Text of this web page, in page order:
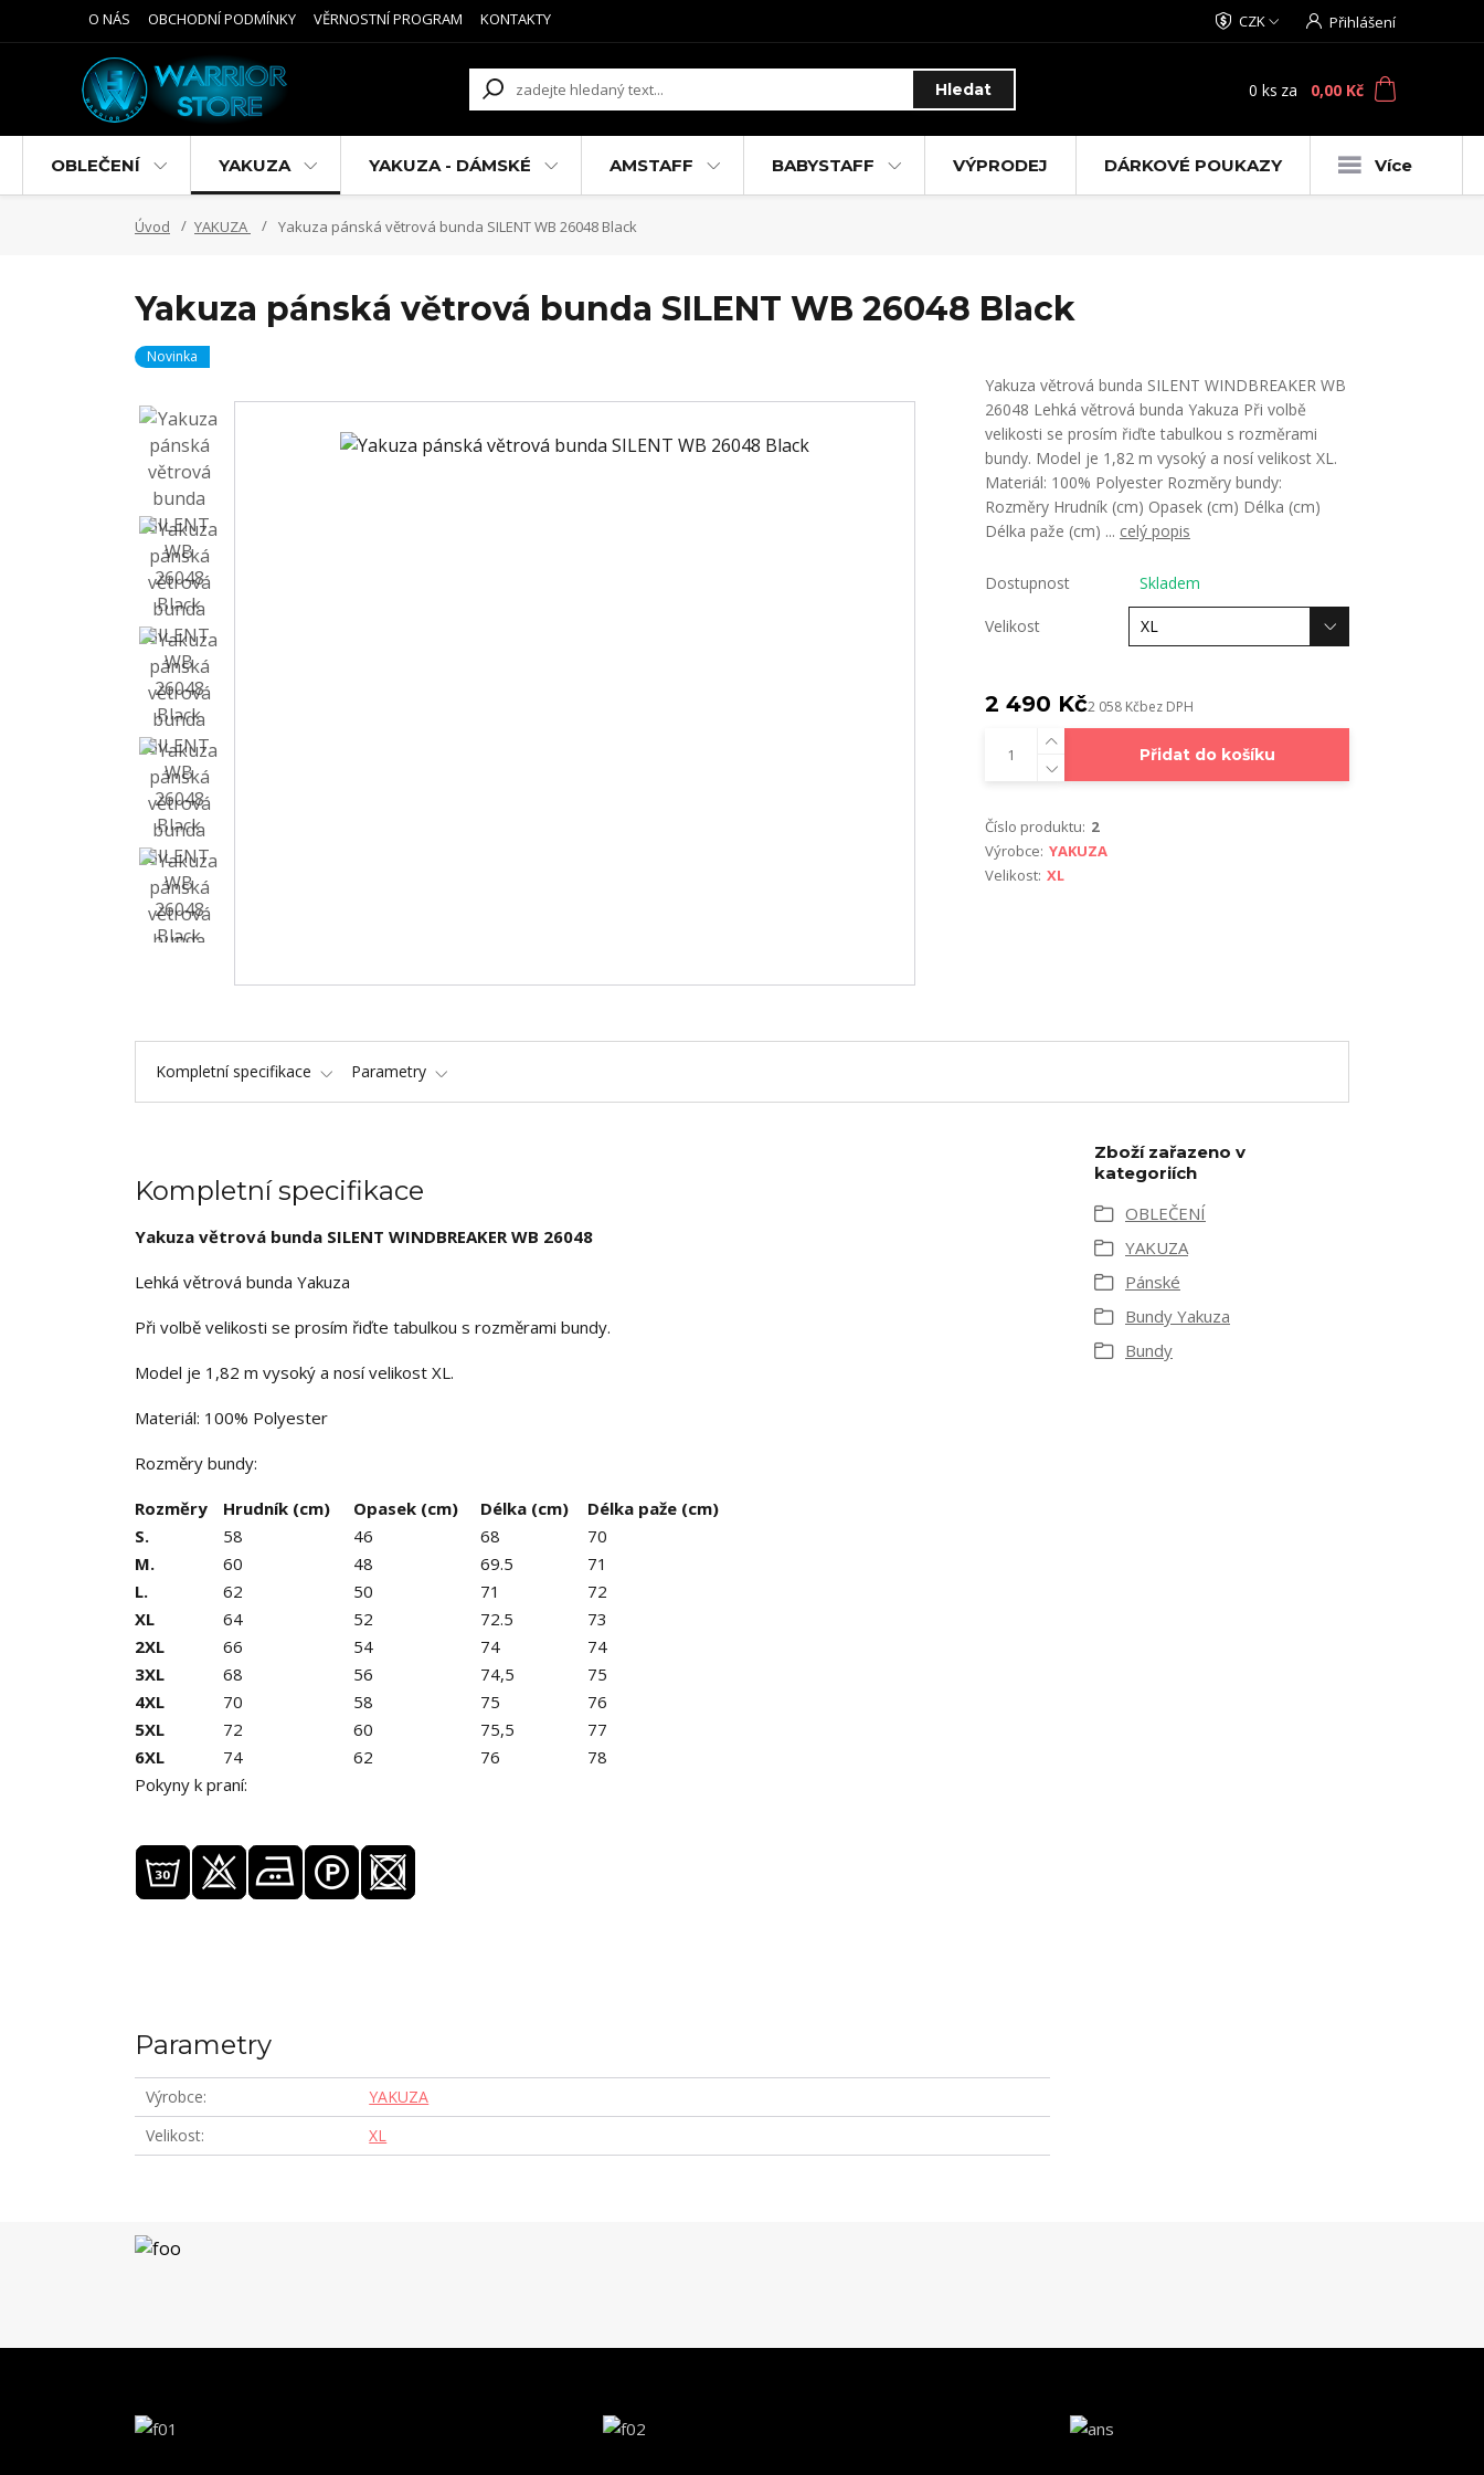
O NÁS OBCHODNÍ PODMÍNKY VĚRNOSTNÍ PROGRAM KONTAKTY CZK Přihlášení
Hledat 0 ks za 0,00 Kč
OBLEČENÍ YAKUZA YAKUZA - DÁMSKÉ AMSTAFF BABYSTAFF VÝPRODEJ DÁRKOVÉ POUKAZY Více
Úvod YAKUZA Yakuza pánská větrová bunda SILENT WB 26048 Black
Yakuza pánská větrová bunda SILENT WB 26048 Black
Novinka
Yakuza větrová bunda SILENT WINDBREAKER WB
26048 Lehká větrová bunda Yakuza Při volbě
velikosti se prosím řiďte tabulkou s rozměrami
bundy. Model je 1,82 m vysoký a nosí velikost XL.
Materiál: 100% Polyester Rozměry bundy:
Rozměry Hrudník (cm) Opasek (cm) Délka (cm)
Délka paže (cm) ... celý popis
Dostupnost Skladem
Velikost
2 490 Kč2 058 Kčbez DPH
Přidat do košíku
Číslo produktu: 2
Výrobce: YAKUZA
Velikost: XL
Kompletní specifikace Parametry
Kompletní specifikace
Yakuza větrová bunda SILENT WINDBREAKER WB 26048
Lehká větrová bunda Yakuza
Při volbě velikosti se prosím řiďte tabulkou s rozměrami bundy.
Model je 1,82 m vysoký a nosí velikost XL.
Materiál: 100% Polyester
Rozměry bundy:
Rozměry Hrudník (cm) Opasek (cm) Délka (cm)
Délka paže (cm)
S.
58 46 68
70
M.
60 48 69.5
71
L.
62 50 71
72
XL
64 52 72.5
73
2XL
66 54 74
74
3XL
68 56 74,5
75
4XL
70 58 75
76
5XL
72 60 75,5
77
6XL
74 62 76
78
Pokyny k praní:
Parametry
Výrobce
YAKUZA
Velikost
XL
Zboží zařazeno v
kategoriích
OBLEČENÍ
YAKUZA
Pánské
Bundy Yakuza
Bundy